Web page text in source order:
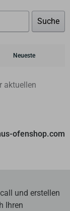
Suche
aktuellen
ofenshop.com
und erstellen
Ihren